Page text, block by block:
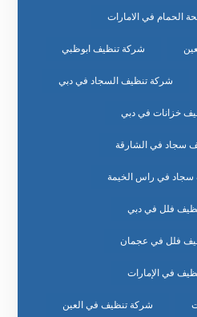
الحمام في الامارات
شركة تنظيف ابوظبي
شركة تنظيف السجاد في دبي
خزانات في دبي
سجاد في الشارقة
في راس الخيمة
فلل في دبي
فلل في عجمان
في الإمارات
شركة تنظيف في العين